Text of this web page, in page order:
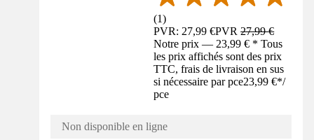
(1)
PVR: 27,99 €PVR27,99 €
Notre prix — 23,99 € * Tous
les prix affichés sont des prix
TTC, frais de livraison en sus
si nécessaire par pce23,99 €*/
pce
Non disponible en ligne